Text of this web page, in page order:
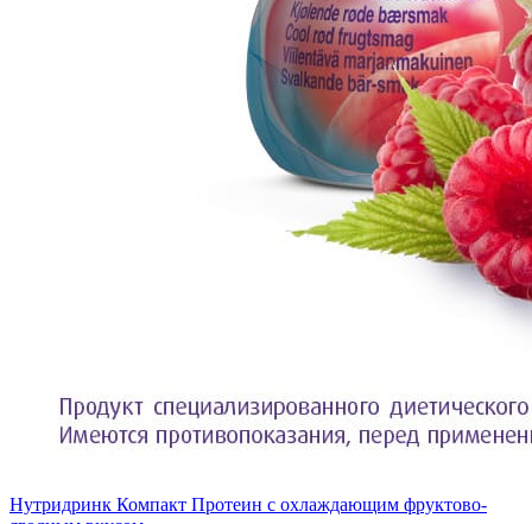
Нутридринк Компакт Протеин с охлаждающим фруктово-